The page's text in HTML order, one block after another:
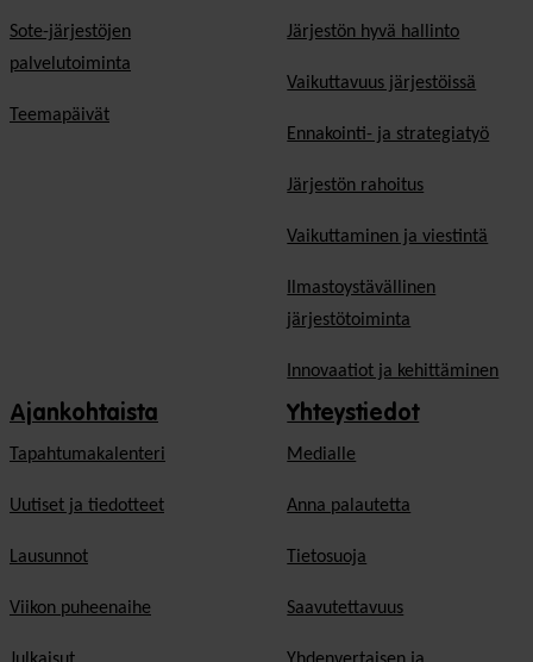
Sote-järjestöjen
palvelutoiminta
Teemapäivät
Järjestön hyvä hallinto
Vaikuttavuus järjestöissä
Ennakointi- ja strategiatyö
Järjestön rahoitus
Vaikuttaminen ja viestintä
Ilmastoystävällinen
järjestötoiminta
Innovaatiot ja kehittäminen
Ajankohtaista
Tapahtumakalenteri
Uutiset ja tiedotteet
Lausunnot
Viikon puheenaihe
Yhteystiedot
Medialle
Anna palautetta
Tietosuoja
Saavutettavuus